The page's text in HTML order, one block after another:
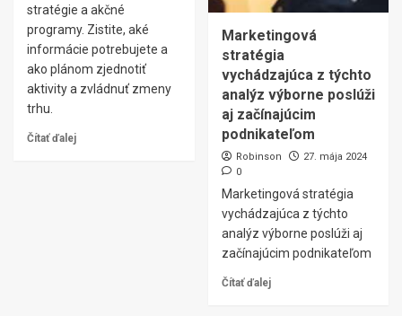
stratégie a akčné
programy. Zistite, aké
informácie potrebujete a
ako plánom zjednotiť
aktivity a zvládnuť zmeny
trhu.
Čítať ďalej
Marketingová
stratégia
vychádzajúca z týchto
analýz výborne poslúži
aj začínajúcim
podnikateľom
Robinson
27. mája 2024
0
Marketingová stratégia
vychádzajúca z týchto
analýz výborne poslúži aj
začínajúcim podnikateľom
Čítať ďalej